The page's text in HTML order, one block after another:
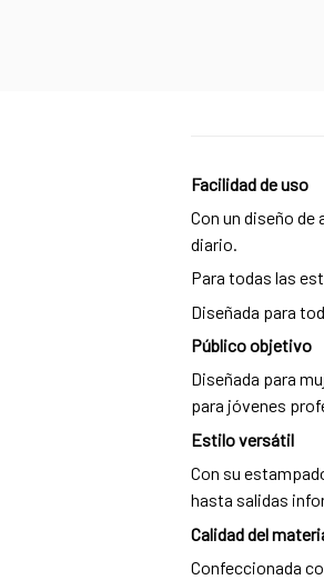
Facilidad de uso
Con un diseño
diario.
Para todas las
Diseñada para
Público objetivo
Diseñada para
para jóvenes
Estilo versátil
Con su
hasta salidas
Calidad del
Confeccionada